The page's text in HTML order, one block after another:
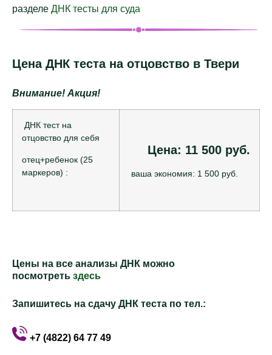
разделе ДНК тесты для суда
Цена ДНК теста на отцовство в Твери
Внимание! Акция!
ДНК тест на
отцовство для себя
отец+ребенок (25
маркеров) :
Цена: 11 500 руб.
ваша экономия: 1 500 руб.
Цены на все анализы ДНК можно
посмотреть здесь
Запишитесь на сдачу ДНК теста по тел.:
+7 (4822) 64 77 49